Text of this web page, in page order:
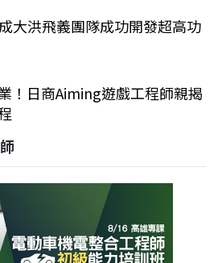
大洪飛義團隊成功開發超高功
！日商Aiming遊戲工程師親揭